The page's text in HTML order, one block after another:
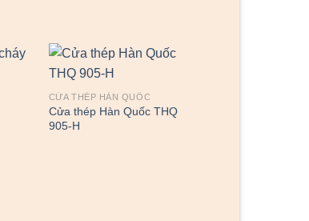
CỬA THÉP HÀN QUỐC
Cửa thép Hàn Quốc THQ
905-H